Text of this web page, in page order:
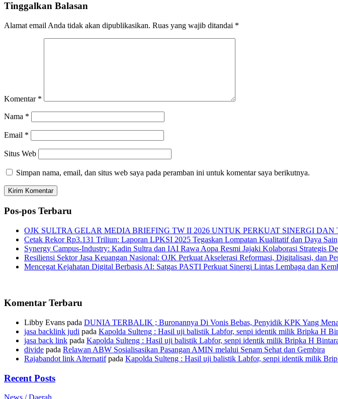
Tinggalkan Balasan
Alamat email Anda tidak akan dipublikasikan. Ruas yang wajib ditandai *
Komentar *
Nama *
Email *
Situs Web
Simpan nama, email, dan situs web saya pada peramban ini untuk komentar saya berikutnya.
Pos-pos Terbaru
OJK SULTRA GELAR MEDIA BRIEFING TW II 2026 UNTUK PERKUAT SINERGI
Cetak Rekor Rp3.131 Triliun: Laporan LPKSI 2025 Tegaskan Lompatan Kualitatif dan Daya
Synergy Campus-Industry: Kadin Sultra dan IAI Rawa Aopa Resmi Jajaki Kolaborasi Strategis
Resiliensi Sektor Jasa Keuangan Nasional: OJK Perkuat Akselerasi Reformasi, Digitalisasi, dan
Mencegat Kejahatan Digital Berbasis AI: Satgas PASTI Perkuat Sinergi Lintas Lembaga dan
Komentar Terbaru
Libby Evans pada DUNIA TERBALIK ; Buronannya Di Vonis Bebas, Penyidik KPK Yang
jasa backlink judi pada Kapolda Sulteng : Hasil uji balistik Labfor, senpi identik milik Bripka H
jasa back link pada Kapolda Sulteng : Hasil uji balistik Labfor, senpi identik milik Bripka H
divide pada Relawan ABW Sosialisasikan Pasangan AMIN melalui Senam Sehat dan Gembira
Rajabandot link Alternatifpada Kapolda Sulteng : Hasil uji balistik Labfor, senpi identik milik
Recent Posts